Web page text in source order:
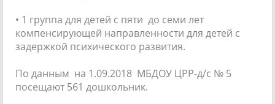
• 1 группа для детей с пяти до семи лет
компенсирующей направленности для детей с
задержкой психического развития.
По данным на 1.09.2018 МБДОУ ЦРР-д/с № 5
посещают 561 дошкольник.